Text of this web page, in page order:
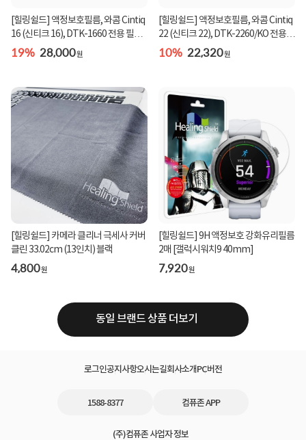
[힐링쉴드] 액정보호필름, 와콤 Cintiq
16 (신티크 16), DTK-1660 전용 필름,
힐링쉴...
19% 28,000원
[힐링쉴드] 액정보호필름, 와콤 Cintiq
22 (신티크 22), DTK-2260/KO 전용
필름, 힐...
10% 22,320원
[힐링쉴드] 카메라 클리너 극세사 커버
클린 33.02cm (13인치) 블랙
4,800원
[힐링쉴드] 9H 액정보호 강화유리필름
2매 [갤럭시워치9 40mm]
7,920원
동일 브랜드 상품 더보기
로그인공지사항오시는길회사소개PC버전
1588-8377 컴퓨존 APP
(주)컴퓨존 사업자 정보